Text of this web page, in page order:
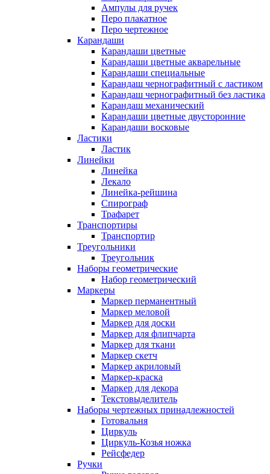
Ампулы для ручек
Перо плакатное
Перо чертежное
Карандаши
Карандаши цветные
Карандаши цветные акварельные
Карандаши специальные
Карандаш чернографитный с ластиком
Карандаш чернографитный без ластика
Карандаш механический
Карандаши цветные двусторонние
Карандаши восковые
Ластики
Ластик
Линейки
Линейка
Лекало
Линейка-рейшина
Спирограф
Трафарет
Транспортиры
Транспортир
Треугольники
Треугольник
Наборы геометрические
Набор геометрический
Маркеры
Маркер перманентный
Маркер меловой
Маркер для доски
Маркер для флипчарта
Маркер для ткани
Маркер скетч
Маркер акриловый
Маркер-краска
Маркер для декора
Текстовыделитель
Наборы чертежных принадлежностей
Готовальня
Циркуль
Циркуль-Козья ножка
Рейсфедер
Ручки